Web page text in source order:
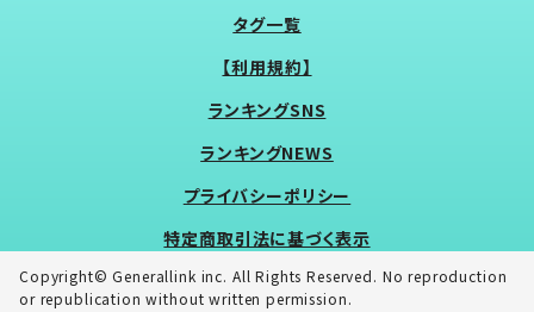
タグ一覧
【利用規約】
ランキングSNS
ランキングNEWS
プライバシーポリシー
特定商取引法に基づく表示
Copyright© Generallink inc. All Rights Reserved. No reproduction
or republication without written permission.